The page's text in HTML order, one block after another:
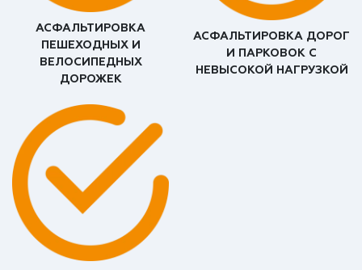
АСФАЛЬТИРОВКА
ПЕШЕХОДНЫХ И
ВЕЛОСИПЕДНЫХ
ДОРОЖЕК
АСФАЛЬТИРОВКА ДОРОГ
И ПАРКОВОК С
НЕВЫСОКОЙ НАГРУЗКОЙ